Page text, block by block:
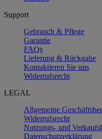
Support
Gebrauch & Pflege
Garantie
FAQs
Lieferung & Rückgabe
Kontaktieren Sie uns
Widerrufsrecht
LEGAL
Allgemeine
Widerrufsrecht
Nutzungs- und
Datenschutzerklärung